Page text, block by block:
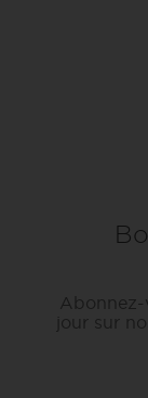
jour sur